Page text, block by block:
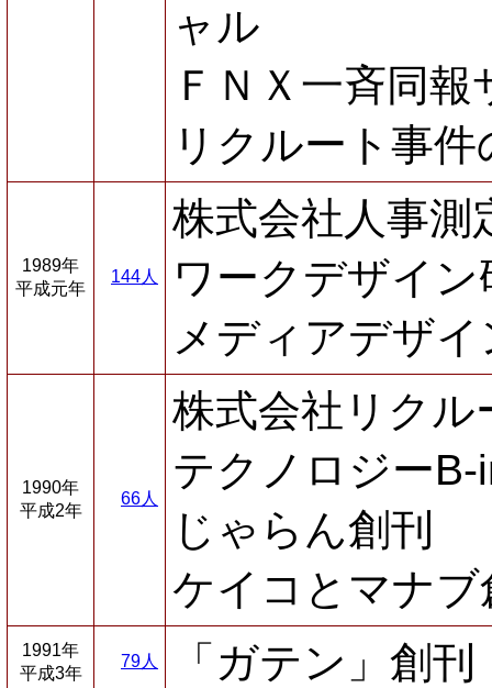
ャル
ＦＮＸ一斉同
リクルート事件
1989年
平成元年
144人
株式会社人事測
ワークデザイ
メディアデザ
1990年
平成2年
66人
株式会社リク
テクノロジーB-
じゃらん創刊
ケイコとマナブ
1991年
平成3年
79人 「ガテン」創刊